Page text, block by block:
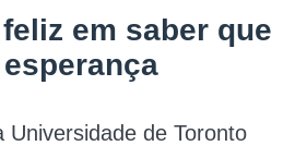
em saber que
Universidade de Toronto